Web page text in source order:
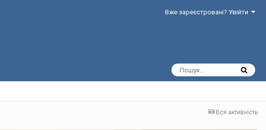
Вже зареєстровані? Увійти
Вся активність